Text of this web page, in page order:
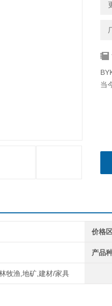
当
价格
产品
牧渔,地矿,建材/家具